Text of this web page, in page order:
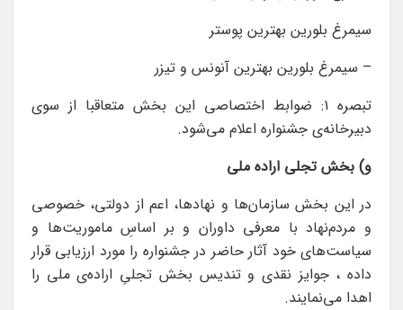
سیمرغ بلورین بهترین پوستر
– سیمرغ بلورین بهترین آنونس و تیزر
تبصره ۱: ضوابط اختصاصی این بخش متعاقبا از سوی
دبیرخانه‌ی جشنواره اعلام می‌شود.
و) بخش تجلی اراده‌ ملی
در این بخش سازمان‌ها و نهادها، اعم از دولتی، خصوصی
و مردم‌نهاد با معرفی داوران و بر اساسِ ماموریت‌ها و
سیاست‌های خود آثار حاضر در جشنواره را مورد ارزیابی قرار
داده ، جوایز نقدی و تندیس بخش تجلیِ اراده‌ی‌ ملی را
اهدا می‌نمایند.